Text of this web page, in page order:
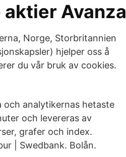
aktier Avanza
Norge, Storbritannien
hjelper oss å
du vår bruk av cookies.
och analytikernas hetaste
och levereras av
grafer och index.
| Swedbank. Bolån.